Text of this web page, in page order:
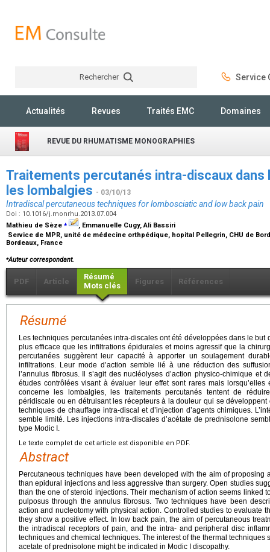
Rechercher Service
Actualités Revues Traités EMC Domaines
REVUE DU RHUMATISME MONOGRAPHIES
Traitements percutanés intra-discaux
les lombalgies - 03/10/13
Intradiscal percutaneous techniques for lombosciatic and low back pain
Doi : 10.1016/j.monrhu.2013.07.004
Mathieu de Sèze ⁎
, Emmanuelle Cugy, Ali Bassiri
Service de MPR, unité de médecine orthpédique, hopital Pellegrin, CHU de
Bordeaux, France
⁎Auteur correspondant.
PDF Article
Résumé
Mots clés
Figures Références
Résumé
Les techniques percutanées intra-discales ont été développées dans le but
plus efficace que les infiltrations épidurales et moins agressif que la
percutanées suggèrent leur capacité à apporter un soulagement
infiltrations. Leur mode d’action semble lié à une réduction des
l’annulus fibrosus. Il s’agit des nucléolyses d’action physico-chimique et
études contrôlées visant à évaluer leur effet sont rares mais
concerne les lombalgies, les traitements percutanés tentent de
péridiscale ou en détruisant les récepteurs à la douleur qui se
techniques de chauffage intra-discal et d’injection d’agents chimiques.
semble limité. Les injections intra-discales d’acétate de prednisolone
type Modic I.
Le texte complet de cet article est disponible en PDF.
Abstract
Percutaneous techniques have been developed with the aim of proposing
than epidural injections and less aggressive than surgery. Open studies
than the one of steroid injections. Their mechanism of action seems linked
pulposus through the annulus fibrosus. Two techniques have been
action and nucleotomy with physical action. Controlled studies to evaluate
they show a positive effect. In low back pain, the aim of percutaneous
the intradiscal receptors of pain, and the intra- and peripheral disc
techniques and chemical techniques. The interest of the thermal techniques
acetate of prednisolone might be indicated in Modic I discopathy.